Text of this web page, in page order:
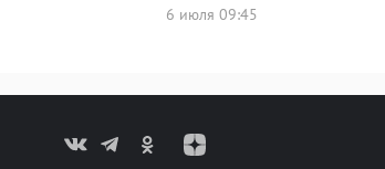
6 июля 09:45